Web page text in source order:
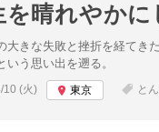
を晴れやか
大きな失敗と挫折を経てき
いう思い出を遡る。
10 (火) 東京 と